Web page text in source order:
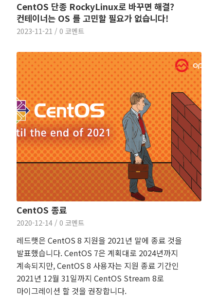
CentOS 단종 RockyLinux로 바꾸면 해결?
컨테이너는 OS 를 고민할 필요가 없습니다!
2023-11-21 / 0 코멘트
CentOS 종료
2020-12-14 / 0 코멘트
레드햇은 CentOS 8 지원을 2021년 말에 종료 것을
발표했습니다. CentOS 7은 계획대로 2024년까지
계속되지만, CentOS 8 사용자는 지원 종료 기간인
2021년 12월 31일까지 CentOS Stream 8로
마이그레이션 할 것을 권장합니다.